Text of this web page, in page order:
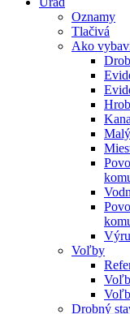
Oznamy
Tlačivá
Ako
Voľby
Drobný